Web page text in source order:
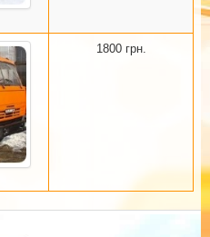
1800 грн.